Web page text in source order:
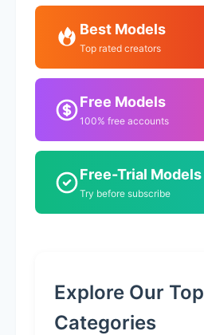
Best Models
Top rated creators
Free Models
100% free accounts
Free-Trial Models
Try before subscribe
Explore Our Top
Categories